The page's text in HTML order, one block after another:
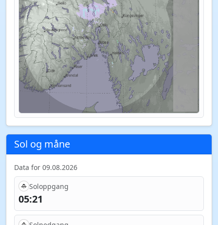
Sol og måne
Data for 09.08.2026
Soloppgang
05:21